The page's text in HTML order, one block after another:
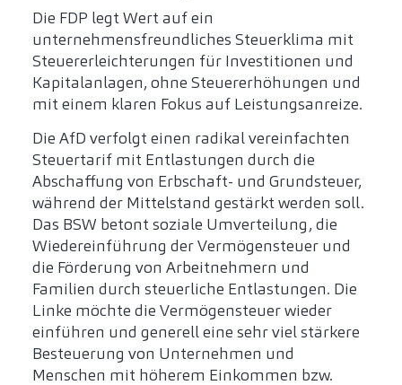
Die FDP legt Wert auf ein
unternehmensfreundliches Steuerklima mit
Steuererleichterungen für Investitionen und
Kapitalanlagen, ohne Steuererhöhungen und
mit einem klaren Fokus auf Leistungsanreize.
Die AfD verfolgt einen radikal vereinfachten
Steuertarif mit Entlastungen durch die
Abschaffung von Erbschaft- und Grundsteuer,
während der Mittelstand gestärkt werden soll.
Das BSW betont soziale Umverteilung, die
Wiedereinführung der Vermögensteuer und
die Förderung von Arbeitnehmern und
Familien durch steuerliche Entlastungen. Die
Linke möchte die Vermögensteuer wieder
einführen und generell eine sehr viel stärkere
Besteuerung von Unternehmen und
Menschen mit höherem Einkommen bzw.